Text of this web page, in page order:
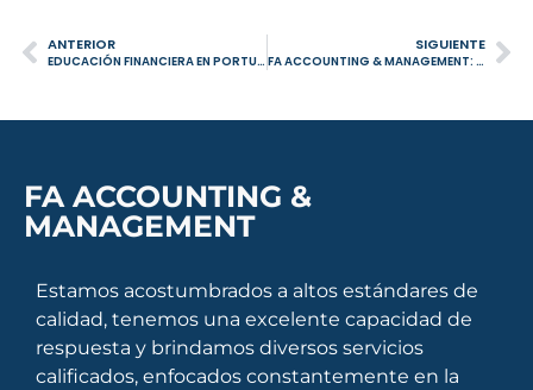
ANTERIOR
EDUCACIÓN FINANCIERA EN PORTUGAL:CÓMO PLANIFICAR LA JUBILACIÓN CON TRANQUILIDADMAYO DE 2025 – MES DE LA PLANIFICACIÓN DE LA JUBILACIÓN
SIGUIENTE
FA ACCOUNTING & MANAGEMENT: 5 AÑOS REDEFINIENDO EL SECTOR CON INNOVACIÓN Y RIGOR
FA ACCOUNTING &
MANAGEMENT
Estamos acostumbrados a altos estándares de
calidad, tenemos una excelente capacidad de
respuesta y brindamos diversos servicios
calificados, enfocados constantemente en la